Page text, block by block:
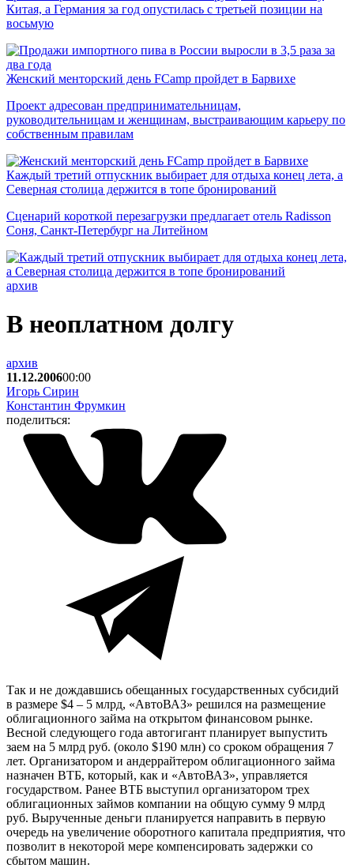
Китая, а Германия за год опустилась с третьей позиции на
восьмую
Женский менторский день FCamp пройдет в Барвихе
Проект адресован предпринимательницам,
руководительницам и женщинам, выстраивающим карьеру по
собственным правилам
Каждый третий отпускник выбирает для отдыха конец лета, а
Северная столица держится в топе бронирований
Сценарий короткой перезагрузки предлагает отель Radisson
Соня, Санкт-Петербург на Литейном
архив
В неоплатном долгу
архив
11.12.200600:00
Игорь Сирин
Константин Фрумкин
поделиться:
Так и не дождавшись обещанных государственных субсидий
в размере $4 – 5 млрд, «АвтоВАЗ» решился на размещение
облигационного займа на открытом финансовом рынке.
Весной следующего года автогигант планирует выпустить
заем на 5 млрд руб. (около $190 млн) со сроком обращения 7
лет. Организатором и андеррайтером облигационного займа
назначен ВТБ, который, как и «АвтоВАЗ», управляется
государством. Ранее ВТБ выступил организатором трех
облигационных займов компании на общую сумму 9 млрд
руб. Вырученные деньги планируется направить в первую
очередь на увеличение оборотного капитала предприятия, что
позволит в некоторой мере компенсировать задержки со
сбытом машин.